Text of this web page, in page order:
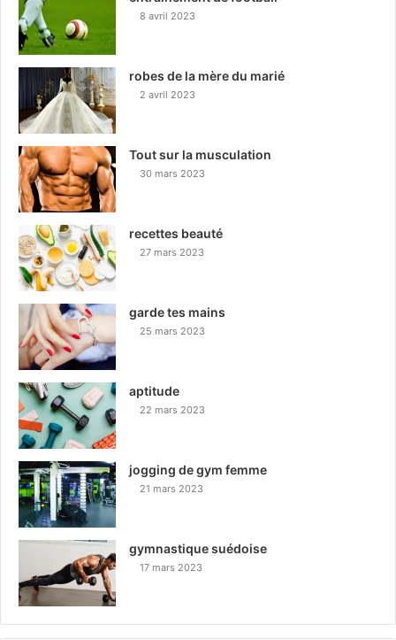
8 avril 2023
robes de la mère du marié
2 avril 2023
Tout sur la musculation
30 mars 2023
recettes beauté
27 mars 2023
garde tes mains
25 mars 2023
aptitude
22 mars 2023
jogging de gym femme
21 mars 2023
gymnastique suédoise
17 mars 2023